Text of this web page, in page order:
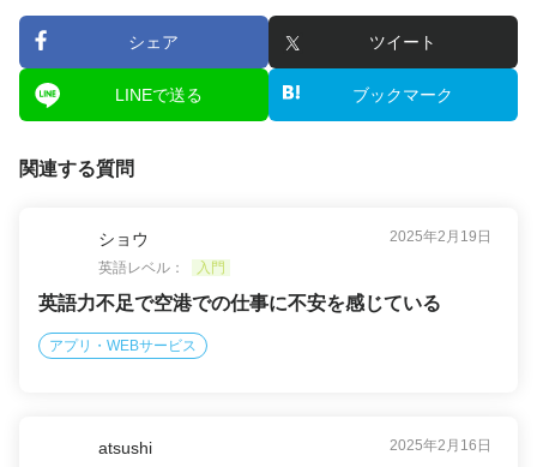
シェア ツイート
LINEで送る ブックマーク
関連する質問
ショウ
2025年2月19日
英語レベル：
入門
英語力不足で空港での仕事に不安を感じている
アプリ・WEBサービス
atsushi
2025年2月16日